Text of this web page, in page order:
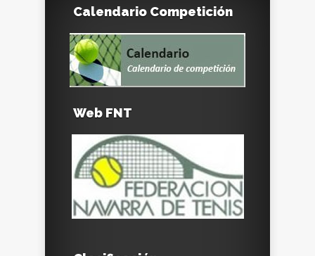
Calendario Competición
Web FNT